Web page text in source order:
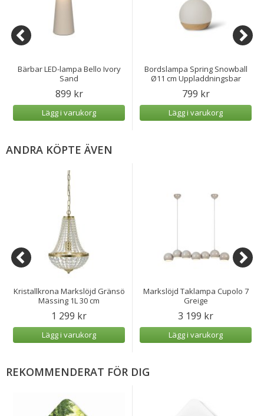
Bärbar LED-lampa Bello Ivory
Sand
899 kr
Lägg i varukorg
Bordslampa Spring Snowball
Ø11 cm Uppladdningsbar
799 kr
Lägg i varukorg
ANDRA KÖPTE ÄVEN
Kristallkrona Markslöjd Gränsö
Mässing 1L 30 cm
1 299 kr
Lägg i varukorg
Markslöjd Taklampa Cupolo 7
Greige
3 199 kr
Lägg i varukorg
REKOMMENDERAT FÖR DIG